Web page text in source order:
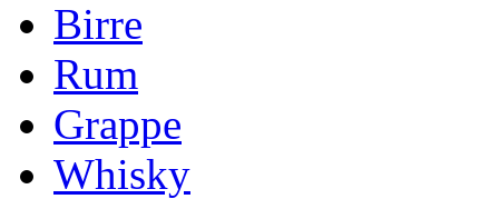
Birre
Rum
Grappe
Whisky